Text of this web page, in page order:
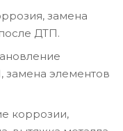
замена
ДТП.
замена элементов
коррозии,